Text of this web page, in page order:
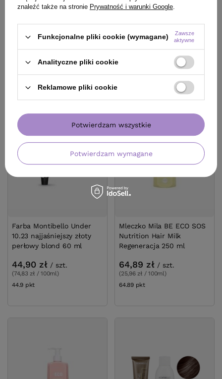
Nawilżenie 900 ml
(13,21 zł / 100ml)
118.9pktpunktów
keratyną i kwasem
zniszczonych 1000 ml
123,90 zł / szt.
Farba Montibello Under
10.23 najjaśniejszy złoty
perłowy blond 60 ml
44,90 zł / szt.
(74,83 zł / 100ml)
44.9 pkt
Mleczko Mila BE ECO SOS
Nutrition Hair Milk
Regeneracja 250 ml
64,89 zł / szt.
(25,96 zł / 100ml)
64.89 pktpunktów
znaleźć także na stronie Prywatność i warunki Google.
Funkcjonalne pliki cookie (wymagane)
Zawsze
aktywne
Analityczne pliki cookie
Reklamowe pliki cookie
Potwierdzam wymagane
Potwierdzam wszystkie